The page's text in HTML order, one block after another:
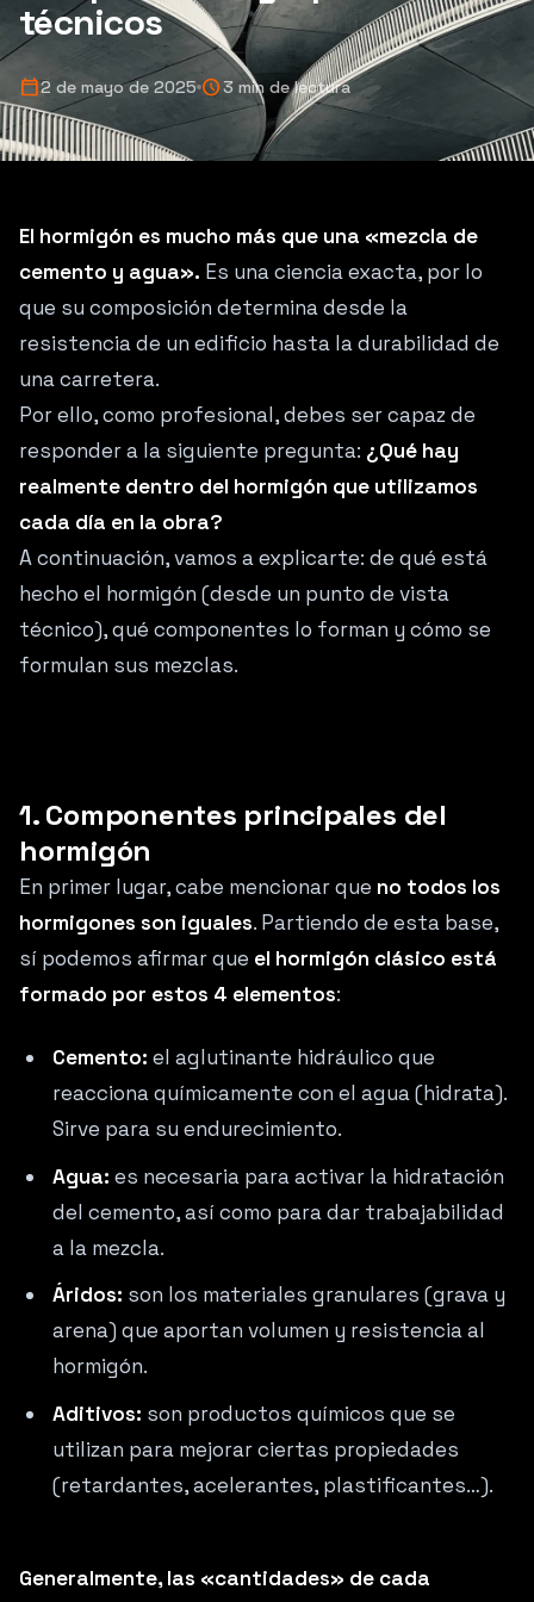
técnicos
calendar_today2 de mayo de 2025 schedule3 min de lectura
El hormigón es mucho más que una «mezcla de
cemento y agua». Es una ciencia exacta, por lo
que su composición determina desde la
resistencia de un edificio hasta la durabilidad de
una carretera.
Por ello, como profesional, debes ser capaz de
responder a la siguiente pregunta: ¿Qué hay
realmente dentro del hormigón que utilizamos
cada día en la obra?
A continuación, vamos a explicarte: de qué está
hecho el hormigón (desde un punto de vista
técnico), qué componentes lo forman y cómo se
formulan sus mezclas.
1. Componentes principales del
hormigón
En primer lugar, cabe mencionar que no todos los
hormigones son iguales. Partiendo de esta base,
sí podemos afirmar que el hormigón clásico está
formado por estos 4 elementos:
Cemento: el aglutinante hidráulico que
reacciona químicamente con el agua (hidrata).
Sirve para su endurecimiento.
Agua: es necesaria para activar la hidratación
del cemento, así como para dar trabajabilidad
a la mezcla.
Áridos: son los materiales granulares (grava y
arena) que aportan volumen y resistencia al
hormigón.
Aditivos: son productos químicos que se
utilizan para mejorar ciertas propiedades
(retardantes, acelerantes, plastificantes…).
Generalmente, las «cantidades» de cada